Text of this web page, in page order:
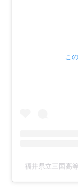
こ
福井県立三国高